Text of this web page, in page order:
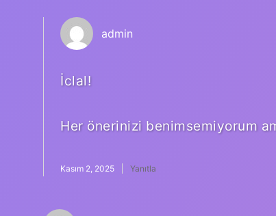
admin
İclal!
Her önerinizi benimsemiyorum
Kasım 2, 2025 Yanıtla